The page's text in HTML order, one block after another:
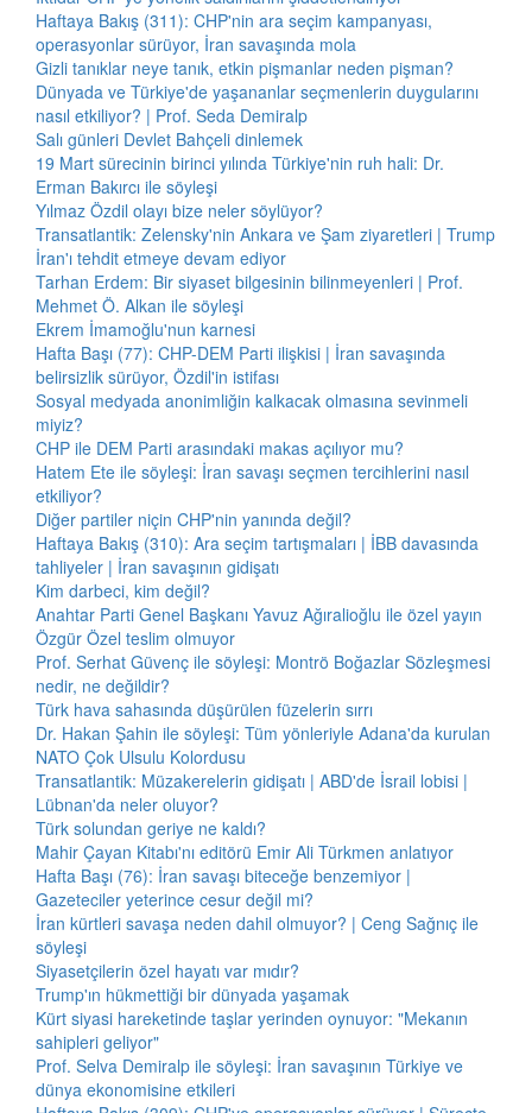
Haftaya Bakış (311): CHP'nin ara seçim kampanyası,
operasyonlar sürüyor, İran savaşında mola
Gizli tanıklar neye tanık, etkin pişmanlar neden pişman?
Dünyada ve Türkiye'de yaşananlar seçmenlerin duygularını
nasıl etkiliyor? | Prof. Seda Demiralp
Salı günleri Devlet Bahçeli dinlemek
19 Mart sürecinin birinci yılında Türkiye'nin ruh hali: Dr.
Erman Bakırcı ile söyleşi
Yılmaz Özdil olayı bize neler söylüyor?
Transatlantik: Zelensky'nin Ankara ve Şam ziyaretleri | Trump
İran'ı tehdit etmeye devam ediyor
Tarhan Erdem: Bir siyaset bilgesinin bilinmeyenleri | Prof.
Mehmet Ö. Alkan ile söyleşi
Ekrem İmamoğlu'nun karnesi
Hafta Başı (77): CHP-DEM Parti ilişkisi | İran savaşında
belirsizlik sürüyor, Özdil'in istifası
Sosyal medyada anonimliğin kalkacak olmasına sevinmeli
miyiz?
CHP ile DEM Parti arasındaki makas açılıyor mu?
Hatem Ete ile söyleşi: İran savaşı seçmen tercihlerini nasıl
etkiliyor?
Diğer partiler niçin CHP'nin yanında değil?
Haftaya Bakış (310): Ara seçim tartışmaları | İBB davasında
tahliyeler | İran savaşının gidişatı
Kim darbeci, kim değil?
Anahtar Parti Genel Başkanı Yavuz Ağıralioğlu ile özel yayın
Özgür Özel teslim olmuyor
Prof. Serhat Güvenç ile söyleşi: Montrö Boğazlar Sözleşmesi
nedir, ne değildir?
Türk hava sahasında düşürülen füzelerin sırrı
Dr. Hakan Şahin ile söyleşi: Tüm yönleriyle Adana'da kurulan
NATO Çok Ulsulu Kolordusu
Transatlantik: Müzakerelerin gidişatı | ABD'de İsrail lobisi |
Lübnan'da neler oluyor?
Türk solundan geriye ne kaldı?
Mahir Çayan Kitabı'nı editörü Emir Ali Türkmen anlatıyor
Hafta Başı (76): İran savaşı biteceğe benzemiyor |
Gazeteciler yeterince cesur değil mi?
İran kürtleri savaşa neden dahil olmuyor? | Ceng Sağnıç ile
söyleşi
Siyasetçilerin özel hayatı var mıdır?
Trump'ın hükmettiği bir dünyada yaşamak
Kürt siyasi hareketinde taşlar yerinden oynuyor: "Mekanın
sahipleri geliyor"
Prof. Selva Demiralp ile söyleşi: İran savaşının Türkiye ve
dünya ekonomisine etkileri